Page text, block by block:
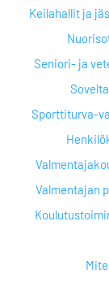
Keilahallit ja
Seniori- ja
Sporttiturva-
Valmentajan